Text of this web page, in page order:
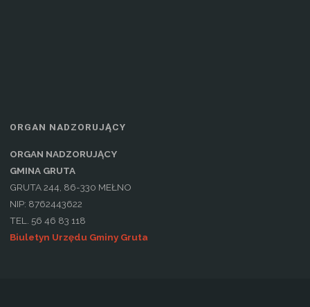
ORGAN NADZORUJĄCY
ORGAN NADZORUJĄCY
GMINA GRUTA
GRUTA 244, 86-330 MEŁNO
NIP: 8762443622
TEL. 56 46 83 118
Biuletyn Urzędu Gminy Gruta